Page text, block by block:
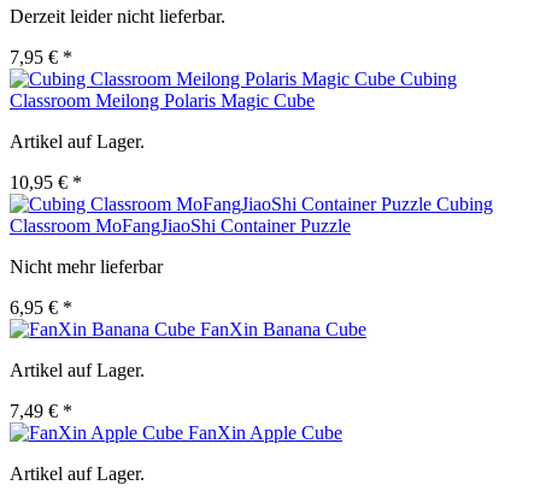
Derzeit leider nicht lieferbar.
7,95 € *
Cubing
Classroom Meilong Polaris Magic Cube
Artikel auf Lager.
10,95 € *
Cubing
Classroom MoFangJiaoShi Container Puzzle
Nicht mehr lieferbar
6,95 € *
FanXin Banana Cube
Artikel auf Lager.
7,49 € *
FanXin Apple Cube
Artikel auf Lager.